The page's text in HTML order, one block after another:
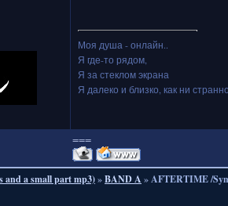
Моя душа - онлайн..
Я где-то рядом,
Я за стеклом экрана
Я далеко и близко, как ни
===
and a small part mp3)»BAND A »AFTERTIME /